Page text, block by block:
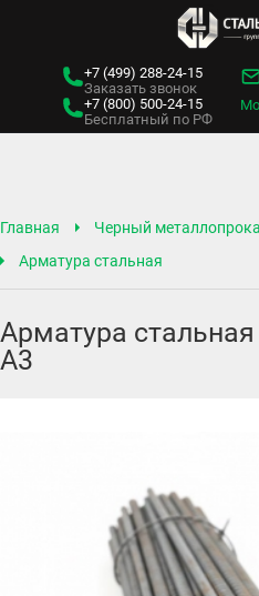
+7 (499) 288-24-15
Заказать звонок
+7 (800) 500-24-15
Бесплатный по РФ
Главная Черный
Арматура стальная
Арматура
А3